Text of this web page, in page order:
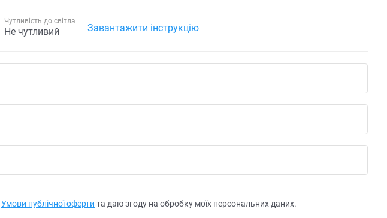
Чутливість до світла
Не чутливий Завантажити інструкцію
Умови публічної оферти та даю згоду на обробку моїх персональних даних.